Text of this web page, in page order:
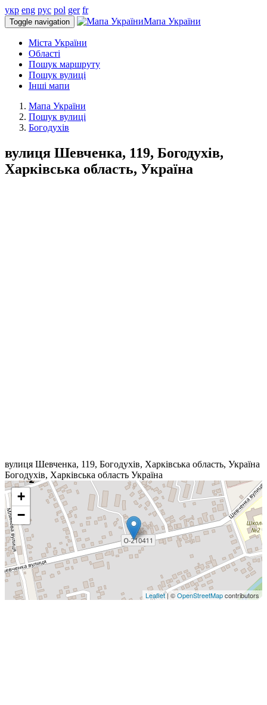
укр eng рус pol ger fr
Toggle navigation Мапа України
Міста України
Області
Пошук маршруту
Пошук вулиці
Інші мапи
Мапа України
Пошук вулиці
Богодухів
вулиця Шевченка, 119, Богодухів,
Харківська область, Україна
вулиця Шевченка, 119, Богодухів, Харківська область, Україна
Богодухів, Харківська область Україна
+
−
Leaflet| ©OpenStreetMapcontributors